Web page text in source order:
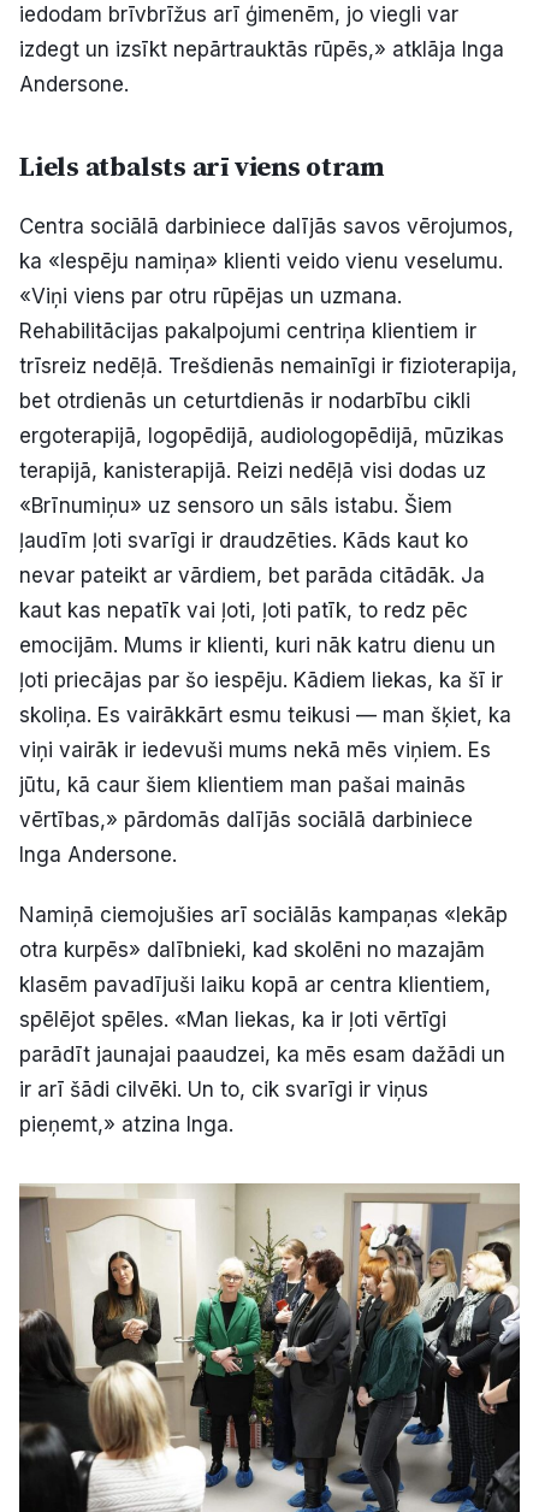
iedodam brīvbrīžus arī ģimenēm, jo viegli var
izdegt un izsīkt nepārtrauktās rūpēs,» atklāja Inga
Andersone.
Liels atbalsts arī viens otram
Centra sociālā darbiniece dalījās savos vērojumos,
ka «Iespēju namiņa» klienti veido vienu veselumu.
«Viņi viens par otru rūpējas un uzmana.
Rehabilitācijas pakalpojumi centriņa klientiem ir
trīsreiz nedēļā. Trešdienās nemainīgi ir fizioterapija,
bet otrdienās un ceturtdienās ir nodarbību cikli
ergoterapijā, logopēdijā, audiologopēdijā, mūzikas
terapijā, kanisterapijā. Reizi nedēļā visi dodas uz
«Brīnumiņu» uz sensoro un sāls istabu. Šiem
ļaudīm ļoti svarīgi ir draudzēties. Kāds kaut ko
nevar pateikt ar vārdiem, bet parāda citādāk. Ja
kaut kas nepatīk vai ļoti, ļoti patīk, to redz pēc
emocijām. Mums ir klienti, kuri nāk katru dienu un
ļoti priecājas par šo iespēju. Kādiem liekas, ka šī ir
skoliņa. Es vairākkārt esmu teikusi — man šķiet, ka
viņi vairāk ir iedevuši mums nekā mēs viņiem. Es
jūtu, kā caur šiem klientiem man pašai mainās
vērtības,» pārdomās dalījās sociālā darbiniece
Inga Andersone.
Namiņā ciemojušies arī sociālās kampaņas «Iekāp
otra kurpēs» dalībnieki, kad skolēni no mazajām
klasēm pavadījuši laiku kopā ar centra klientiem,
spēlējot spēles. «Man liekas, ka ir ļoti vērtīgi
parādīt jaunajai paaudzei, ka mēs esam dažādi un
ir arī šādi cilvēki. Un to, cik svarīgi ir viņus
pieņemt,» atzina Inga.